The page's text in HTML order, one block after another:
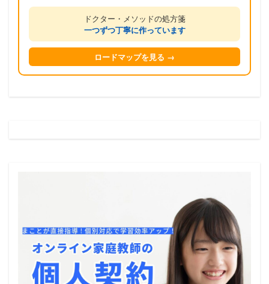
ドクター・メソッドの処方箋
一つずつ丁寧に作っています
ロードマップを見る →